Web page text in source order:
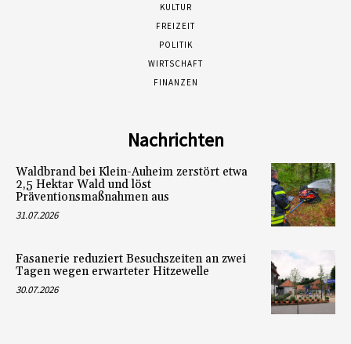
KULTUR
FREIZEIT
POLITIK
WIRTSCHAFT
FINANZEN
Nachrichten
Waldbrand bei Klein-Auheim zerstört etwa
2,5 Hektar Wald und löst
Präventionsmaßnahmen aus
31.07.2026
Fasanerie reduziert Besuchszeiten an zwei
Tagen wegen erwarteter Hitzewelle
30.07.2026